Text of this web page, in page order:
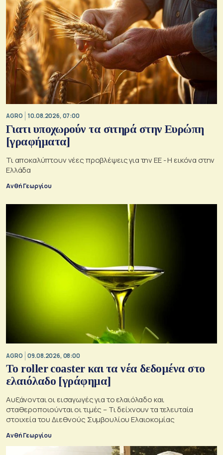
AGRO 10.08.2026, 07:00
Γιατι υποχωρούν τα σιτηρά στην Ευρώπη
[γραφήματα]
Τι αποκαλύπτουν νέες προβλέψεις για την ΕΕ - Η εικόνα στην
Ελλάδα
Ανθή Γεωργίου
AGRO 09.08.2026, 08:00
Το roller coaster και τα νέα δεδομένα στο
ελαιόλαδο [γράφημα]
Αυξάνονται οι εισαγωγές για το ελαιόλαδο και
σταθεροποιούνται οι τιμές – Τι δείχνουν τα τελευταία
στοιχεία του Διεθνούς Συμβουλίου Ελαιοκομίας
Ανθή Γεωργίου